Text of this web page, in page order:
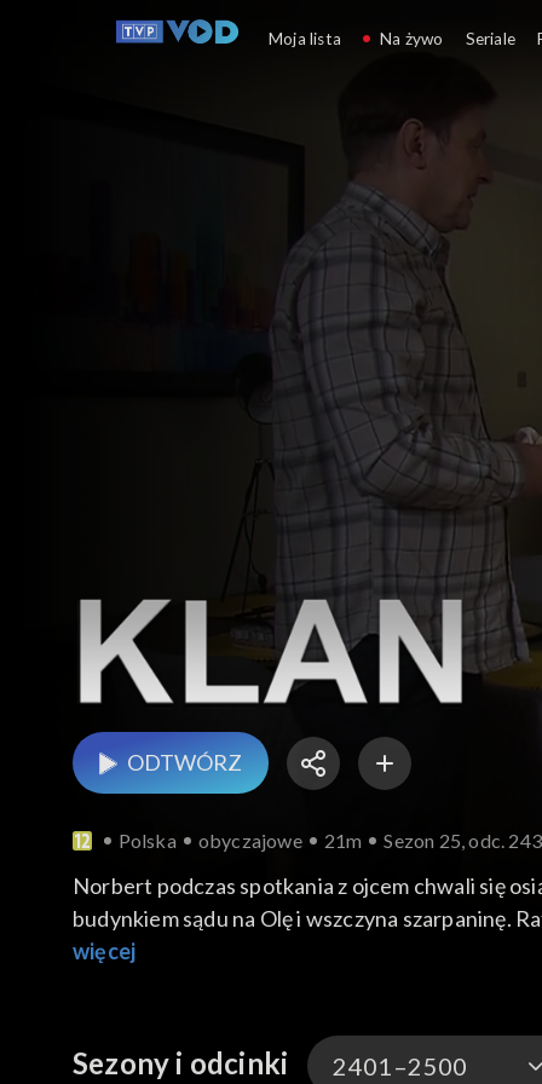
Klan
ODTWÓRZ
Polska obyczajowe 21m Sezon 25, odc.
Norbert podczas spotkania z ojcem chwali się
budynkiem sądu na Olę i wszczyna szarpaninę.
więcej
Sezony i odcinki 2401–2500
Moja lista Na żywo Seriale